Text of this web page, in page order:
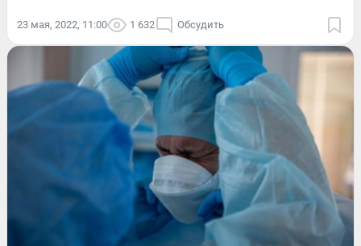
23 мая, 2022, 11:00 1 632 Обсудить